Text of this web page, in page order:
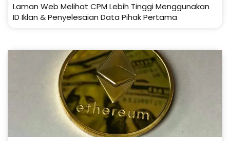
Laman Web Melihat CPM Lebih Tinggi Menggunakan
ID Iklan & Penyelesaian Data Pihak Pertama